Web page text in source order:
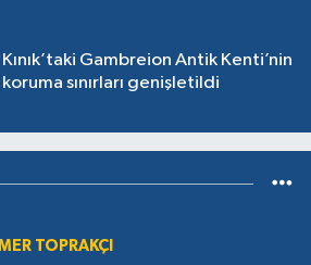
Kınık’taki Gambreion Antik Kenti’nin
koruma sınırları genişletildi
TOPRAKÇI